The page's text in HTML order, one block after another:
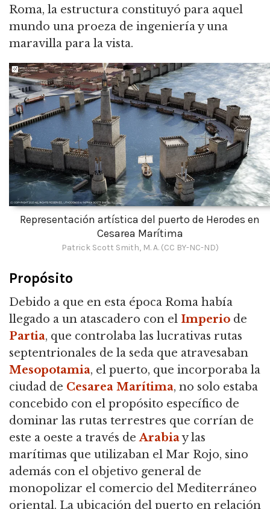
Roma, la estructura constituyó para aquel
mundo una proeza de ingeniería y una
maravilla para la vista.
Representación artística del puerto de Herodes en
Cesarea Marítima
Patrick Scott Smith, M. A. (CC BY-NC-ND)
Propósito
Debido a que en esta época Roma había
llegado a un atascadero con el Imperio de
Partia, que controlaba las lucrativas rutas
septentrionales de la seda que atravesaban
Mesopotamia, el puerto, que incorporaba la
ciudad de Cesarea Marítima, no solo estaba
concebido con el propósito específico de
dominar las rutas terrestres que corrían de
este a oeste a través deArabiay las
marítimas que utilizaban el Mar Rojo, sino
además con el objetivo general de
monopolizar el comercio del Mediterráneo
oriental. La ubicación del puerto en relación